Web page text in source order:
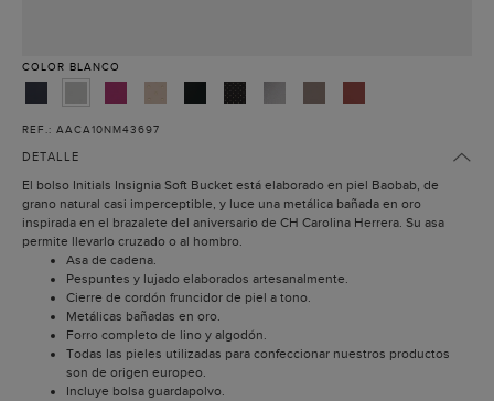
COLOR BLANCO
REF.: AACA10NM43697
DETALLE
El bolso Initials Insignia Soft Bucket está elaborado en piel Baobab, de
grano natural casi imperceptible, y luce una metálica bañada en oro
inspirada en el brazalete del aniversario de CH Carolina Herrera. Su asa
permite llevarlo cruzado o al hombro.
Asa de cadena.
Pespuntes y lujado elaborados artesanalmente.
Cierre de cordón fruncidor de piel a tono.
Metálicas bañadas en oro.
Forro completo de lino y algodón.
Todas las pieles utilizadas para confeccionar nuestros productos
son de origen europeo.
Incluye bolsa guardapolvo.